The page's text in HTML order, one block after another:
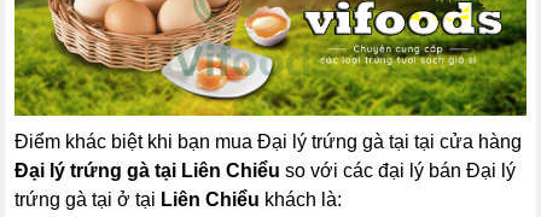
Điểm khác biệt khi bạn mua Đại lý trứng gà tại tại cửa hàng
Đại lý trứng gà tại Liên Chiểu so với các đại lý bán Đại lý
trứng gà tại ở tại Liên Chiểu khách là: